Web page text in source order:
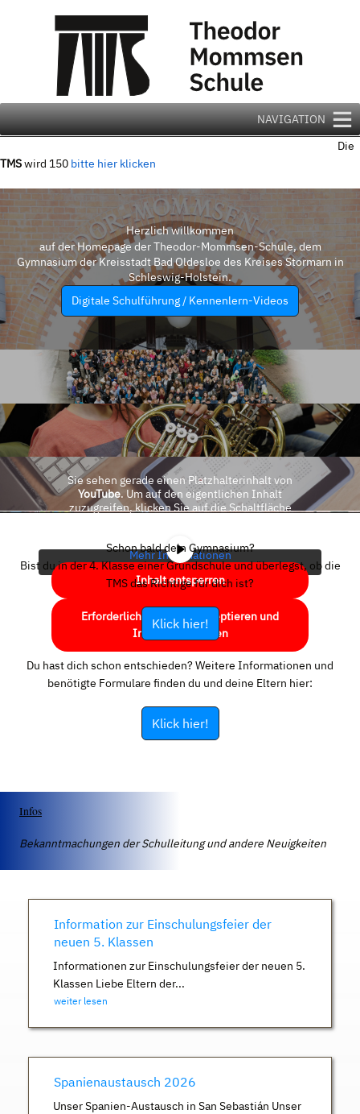
NAVIGATION
Die
TMSwird 150 bitte hier klicken
Herzlich willkommen
auf der Homepage der Theodor-Mommsen-Schule, dem
Gymnasium der Kreisstadt Bad Oldesloe des Kreises Stormarn in
Schleswig-Holstein.
Digitale Schulführung / Kennenlern-Videos
Sie sehen gerade einen Platzhalterinhalt von
YouTube. Um auf den eigentlichen Inhalt
zuzugreifen, klicken Sie auf die Schaltfläche
Mehr Informationen
Inhalt entsperren
Erforderlichen Service akzeptieren und
Inhalte entsperren
Schon bald dein Gymnasium?
Bist du in der 4. Klasse einer Grundschule und überlegst, ob die
TMS das Richtige für dich ist?
Klick hier!
Du hast dich schon entschieden? Weitere Informationen und
benötigte Formulare finden du und deine Eltern hier:
Klick hier!
Infos
Bekanntmachungen der Schulleitung und andere Neuigkeiten
Information zur Einschulungsfeier der
neuen 5. Klassen
Informationen zur Einschulungsfeier der neuen 5.
Klassen Liebe Eltern der...
weiter lesen
Spanienaustausch 2026
Unser Spanien-Austausch in San Sebastián Unser